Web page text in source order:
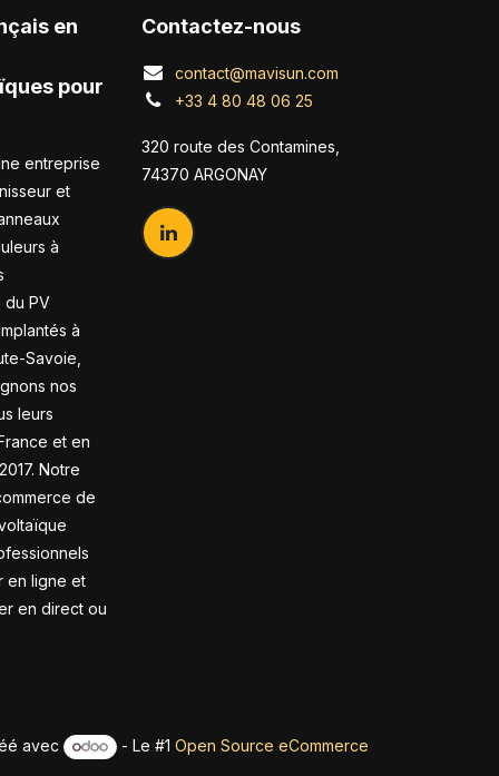
en
pour
entreprise
et
à
du PV
à
Savoie,
nos
leurs
et en
Notre
de
en ligne et
en direct ou
Contactez-nous
contact@mavisun.com
+33 4 80 48 06 25
320 route des Contamines,
74370 ARGONAY
avec - Le #1 Open Source eCommerce